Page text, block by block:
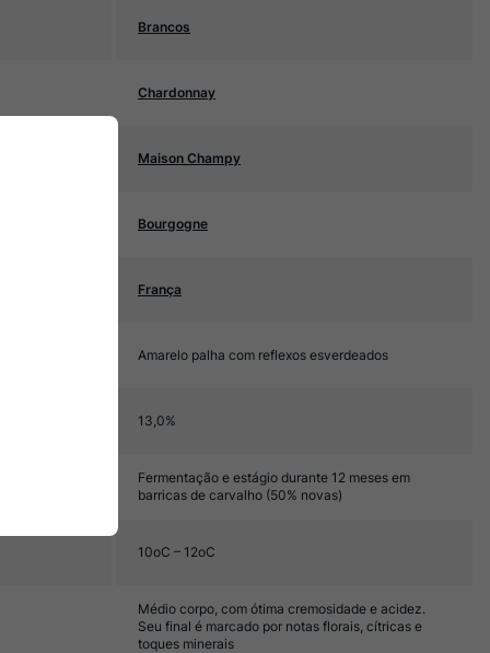
Brancos
Chardonnay
Maison Champy
Bourgogne
França
Amarelo palha com reflexos esverdeados
13,0%
Fermentação e estágio durante 12 meses em
barricas de carvalho (50% novas)
10oC – 12oC
Médio corpo, com ótima cremosidade e acidez.
Seu final é marcado por notas florais, cítricas e
toques minerais